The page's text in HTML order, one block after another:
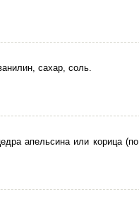
сахар, соль.
апельсина или корица (по